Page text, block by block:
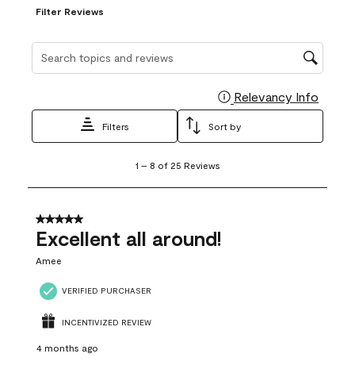
Filter Reviews
Relevancy Info
Filters Sort by
8
25
Reviews
1 – 8 of 25 Reviews
5 out of 5 stars.
Excellent all around!
Amee
VERIFIED PURCHASER
INCENTIVIZED REVIEW
4 months ago